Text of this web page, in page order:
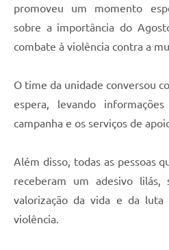
promoveu um momento
sobre a importância do
combate à violência contra a
O time da unidade conversou
espera, levando
campanha e os serviços de
Além disso, todas as pessoas
receberam um adesivo
valorização da vida e da luta
violência.